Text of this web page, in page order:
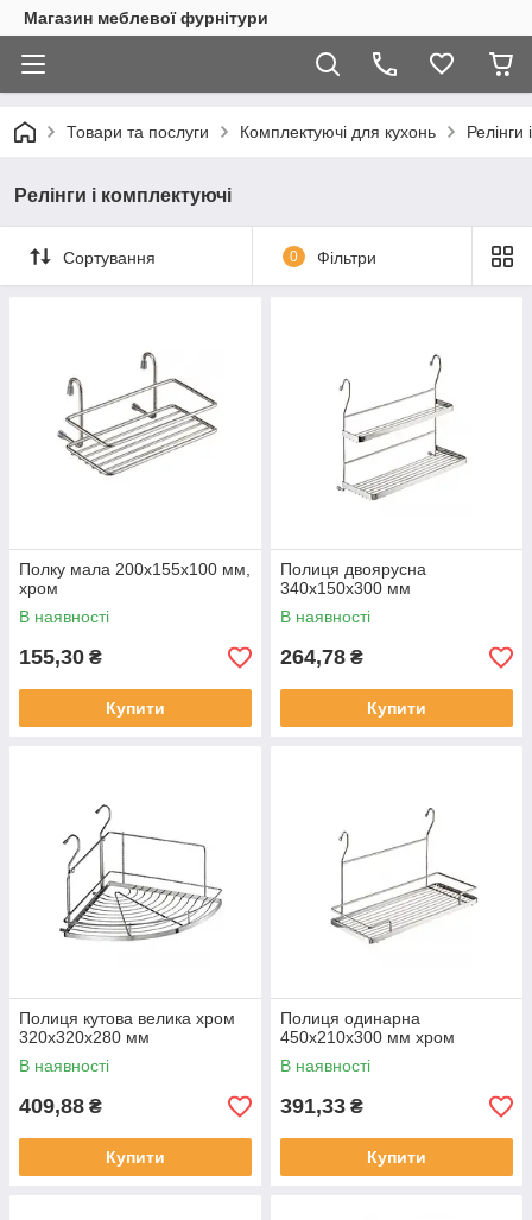
Магазин меблевої фурнітури
Товари та послуги Комплектуючі для кухонь Релінги
Релінги і комплектуючі
Сортування 0 Фільтри
Полку мала 200х155х100 мм,
хром
В наявності
155,30 ₴
Купити
Полиця двоярусна
340х150х300 мм
В наявності
264,78 ₴
Купити
Полиця кутова велика хром
320х320х280 мм
В наявності
409,88 ₴
Купити
Полиця одинарна
450х210х300 мм хром
В наявності
391,33 ₴
Купити